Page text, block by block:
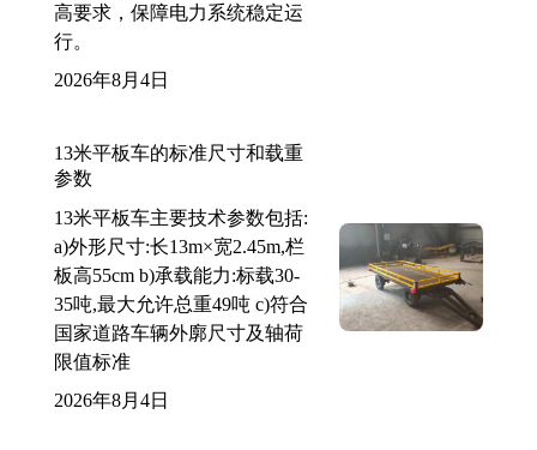
高要求，保障电力系统稳定运
行。
2026年8月4日
13米平板车的标准尺寸和载重
参数
13米平板车主要技术参数包括:
a)外形尺寸:长13m×宽2.45m,栏
板高55cm b)承载能力:标载30-
35吨,最大允许总重49吨 c)符合
国家道路车辆外廓尺寸及轴荷
限值标准
2026年8月4日